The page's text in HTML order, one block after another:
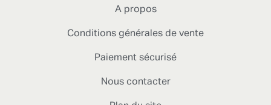
A propos
Conditions générales de vente
Paiement sécurisé
Nous contacter